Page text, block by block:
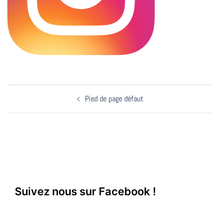
Pied de page défaut
Suivez nous sur Facebook !